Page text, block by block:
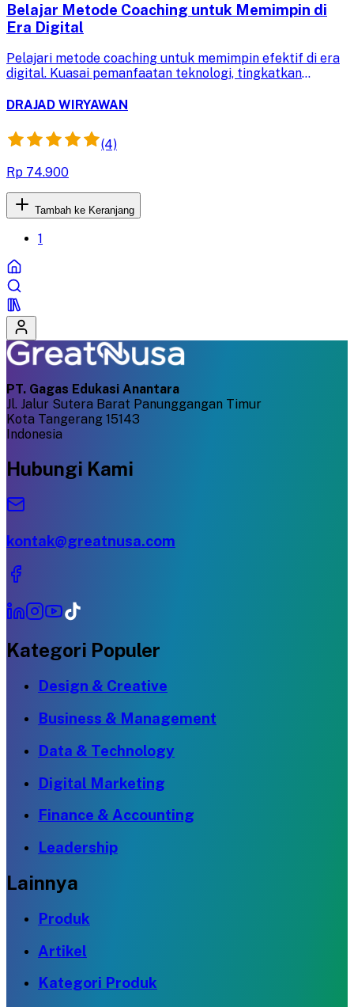
Belajar Metode Coaching untuk Memimpin di
Era Digital
Pelajari metode coaching untuk memimpin efektif di era
digital. Kuasai pemanfaatan teknologi, tingkatkan
bisnis.
DRAJAD WIRYAWAN
(4)
Rp 74.900
Tambah ke Keranjang
1
PT. Gagas Edukasi Anantara
Jl. Jalur Sutera Barat Panunggangan Timur
Kota Tangerang 15143
Indonesia
Hubungi Kami
kontak@greatnusa.com
Kategori Populer
Design & Creative
Business & Management
Data & Technology
Digital Marketing
Finance & Accounting
Leadership
Lainnya
Produk
Artikel
Kategori Produk